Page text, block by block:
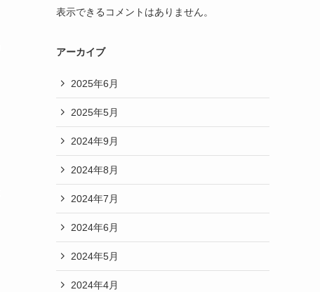
表示できるコメントはありません。
アーカイブ
2025年6月
2025年5月
2024年9月
2024年8月
2024年7月
2024年6月
2024年5月
2024年4月